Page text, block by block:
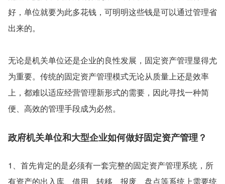
好，单位就要为此多花钱，可明明这些钱是可以通过管理省
出来的。
无论是机关单位还是企业的良性发展，固定资产管理显得尤
为重要。传统的固定资产管理模式无论从质量上还是效率
上，都难以适应经营管理新形式的需要，因此寻找一种简
便、高效的管理手段成为必然。
政府机关单位和大型企业如何做好固定资产管理？
1、首先肯定的是必须有一套完整的固定资产管理系统，所
有资产的出入库、借用、转移、报废、盘点等系统上需要统